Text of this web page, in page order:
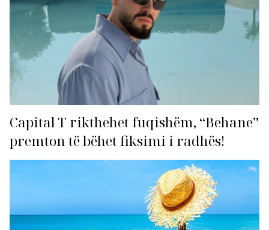
Capital T rikthehet fuqishëm, “Behane”
premton të bëhet fiksimi i radhës!